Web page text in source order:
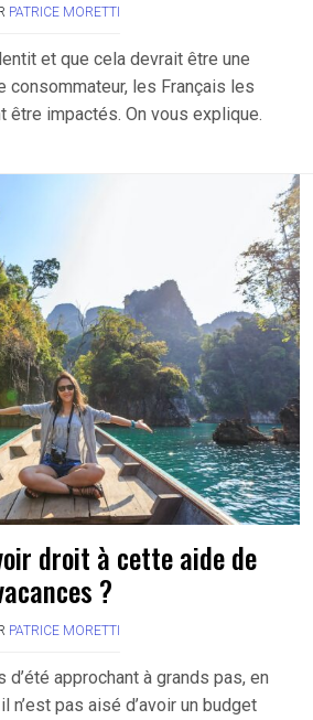
PATRICE MORETTI
et que cela devrait être une
consommateur, les Français les
être impactés. On vous explique.
droit à cette aide de
?
PATRICE MORETTI
approchant à grands pas, en
n’est pas aisé d’avoir un budget